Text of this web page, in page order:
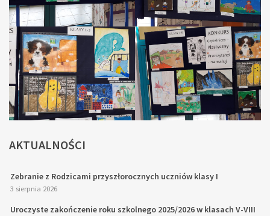
AKTUALNOŚCI
Zebranie z Rodzicami przyszłorocznych uczniów klasy I
3 sierpnia 2026
Uroczyste zakończenie roku szkolnego 2025/2026 w klasach V-VIII